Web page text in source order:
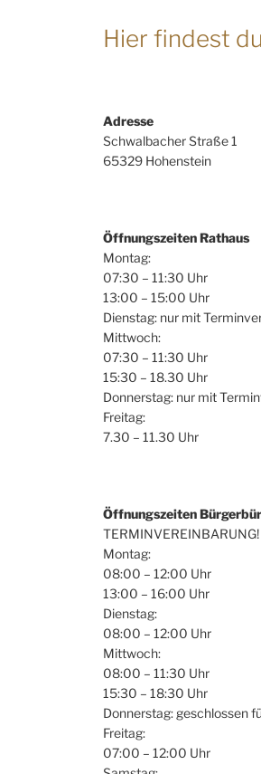
Hier findest
Adresse
Schwalbacher Straße 1
65329 Hohenstein
Öffnungszeiten Rathaus
Montag:
07:30 – 11:30 Uhr
13:00 – 15:00 Uhr
Dienstag: nur mit
Mittwoch:
07:30 – 11:30 Uhr
15:30 – 18.30 Uhr
Donnerstag: nur mit
Freitag:
7.30 – 11.30 Uhr
Öffnungszeiten
TERMINVEREINBARUNG!
Montag:
08:00 – 12:00 Uhr
13:00 – 16:00 Uhr
Dienstag:
08:00 – 12:00 Uhr
Mittwoch:
08:00 – 11:30 Uhr
15:30 – 18:30 Uhr
Donnerstag: geschlossen
Freitag:
07:00 – 12:00 Uhr